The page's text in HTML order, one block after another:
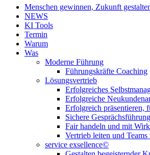
Menschen gewinnen, Zukunft
NEWS
KI Tools
Termin
Warum
Was
Moderne Führung
Führungskräfte Coaching
Lösungsvertrieb
Erfolgreiches
Erfolgreiche
Erfolgreich präsentieren,
Sichere
Fair handeln und mit
Vertrieb leiten und Teams
service exsellence©